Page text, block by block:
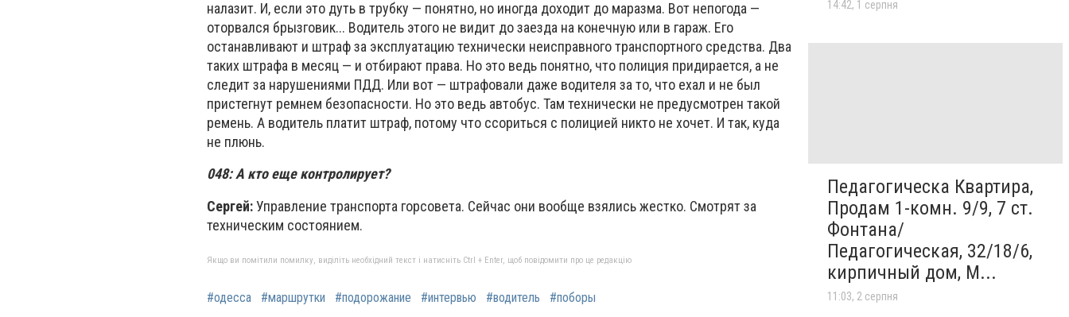
налазит. И, если это дуть в трубку — понятно, но иногда доходит до маразма. Вот непогода —
оторвался брызговик... Водитель этого не видит до заезда на конечную или в гараж. Его
останавливают и штраф за эксплуатацию технически неисправного транспортного средства. Два
таких штрафа в месяц — и отбирают права. Но это ведь понятно, что полиция придирается, а не
следит за нарушениями ПДД. Или вот — штрафовали даже водителя за то, что ехал и не был
пристегнут ремнем безопасности. Но это ведь автобус. Там технически не предусмотрен такой
ремень. А водитель платит штраф, потому что ссориться с полицией никто не хочет. И так, куда
не плюнь.
048:А кто еще контролирует?
Сергей:Управление транспорта горсовета. Сейчас они вообще взялись жестко. Смотрят за
техническим состоянием.
Якщо ви помітили помилку, виділіть необхідний текст і натисніть Ctrl + Enter, щоб повідомити про це редакцію
#одесса #маршрутки #подорожание #интервью #водитель #поборы
14:42, 1 серпня
Педагогическа Квартира,
Продам 1-комн. 9/9, 7 ст.
Фонтана/
Педагогическая, 32/18/6,
кирпичный дом, М...
11:03, 2 серпня